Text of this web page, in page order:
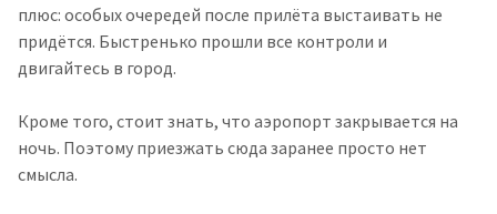
плюс: особых очередей после прилёта выстаивать не
придётся. Быстренько прошли все контроли и
двигайтесь в город.
Кроме того, стоит знать, что аэропорт закрывается на
ночь. Поэтому приезжать сюда заранее просто нет
смысла.